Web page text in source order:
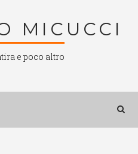
MICUCCI
e poco altro